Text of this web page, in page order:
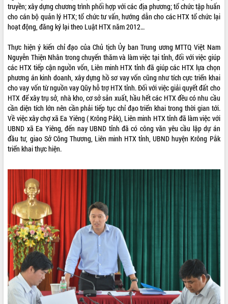
LIÊN KẾT WEB
THỐNG KÊ TRUY CẬP
Hôm nay: 26502
truyền; xây dựng chương trình phối hợp với các địa phương; tổ chức tập huấn
cho cán bộ quản lý HTX; tổ chức tư vấn, hướng dẫn cho các HTX tổ chức lại
hoạt động, đăng ký lại theo Luật HTX năm 2012…
Thực hiện ý kiến chỉ đạo của Chủ tịch Ủy ban Trung ương MTTQ Việt Nam
Nguyễn Thiện Nhân trong chuyến thăm và làm việc tại tỉnh, đối với việc giúp
các HTX tiếp cận nguồn vốn, Liên minh HTX tỉnh đã giúp các HTX lựa chọn
phương án kinh doanh, xây dựng hồ sơ vay vốn cũng như tích cực triển khai
cho vay vốn từ nguồn vay Qũy hỗ trợ HTX tỉnh. Đối với việc giải quyết đất cho
HTX để xây trụ sở, nhà kho, cơ sở sản xuất, hầu hết các HTX đều có nhu cầu
cần diện tích lớn nên cần phải tiếp tục chỉ đạo triển khai trong thời gian tới.
Về việc xây chợ xã Ea Yiêng ( Krông Pắk), Liên minh HTX tỉnh đã làm việc với
UBND xã Ea Yiêng, đến nay UBND tỉnh đã có công văn yêu cầu lập dự án
đầu tư, giao Sở Công Thương, Liên minh HTX tỉnh, UBND huyện Krông Pắk
triển khai thực hiện.